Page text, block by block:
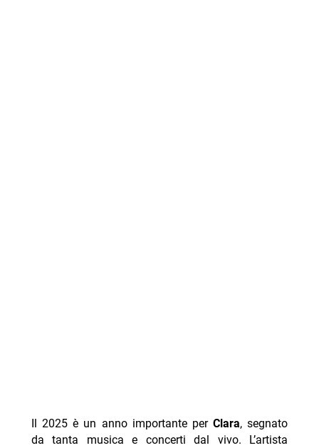
Il 2025 è un anno importante per Clara, segnato
da tanta musica e concerti dal vivo. L’artista